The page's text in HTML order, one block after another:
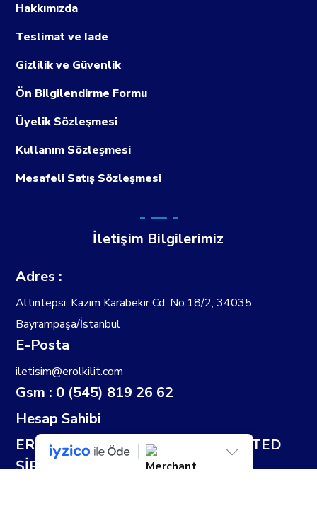
Hakkımızda
Teslimat ve Iade
Gizlilik ve Güvenlik
Ön Bilgilendirme Formu
Üyelik Sözleşmesi
Kullanım Sözleşmesi
Mesafeli Satış Sözleşmesi
İletişim Bilgilerimiz
Adres :
Altıntepsi, Kazım Karabekir Cd. No:18/2, 34035
Bayrampaşa/İstanbul
E-Posta
iletisim@erolkilit.com
Gsm : 0 (545) 819 26 62
Hesap Sahibi
EROL KİLİT SANAYİ TİCARET LİMİTED
ŞİRKETİ